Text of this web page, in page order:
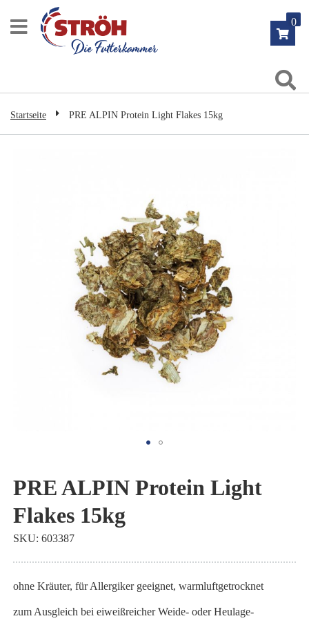
Inhalt
0
Startseite PRE ALPIN Protein Light Flakes 15kg
Anfang
der
Bildgalerie
springen
PRE ALPIN Protein Light
Flakes 15kg
ohne Kräuter, für Allergiker geeignet, warmluftgetrocknet
zum Ausgleich bei eiweißreicher Weide- oder Heulage-
SKU 603387